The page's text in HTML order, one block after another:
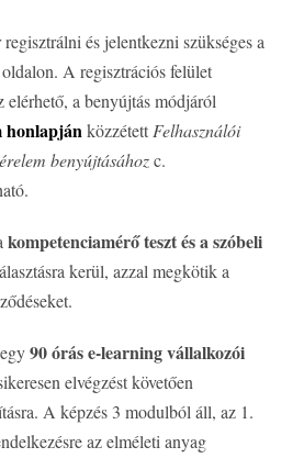
és jelentkezni szükséges a
oldalon. A regisztrációs felület
elérhető, a benyújtás módjáról
honlapjánközzétett Felhasználói
benyújtásáhozc.
kompetenciamérő teszt és a szóbeli
kerül, azzal megkötik a
90 órás e-learning vállalkozói
elvégzést követően
A képzés 3 modulból áll, az 1.
az elméleti anyag